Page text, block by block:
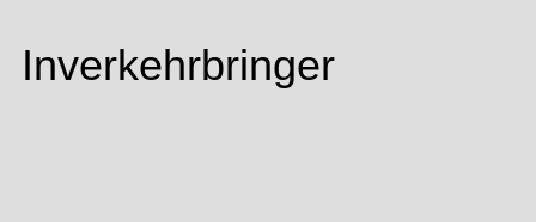
Inverkehrbringer